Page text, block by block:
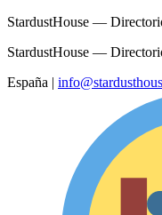
StardustHouse —
StardustHouse —
España |